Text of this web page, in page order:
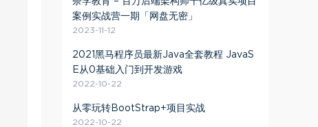
案例实战营一期「网盘无密」
2023-11-12
2021黑马程序员最新Java全套教程 JavaS
E从0基础入门到开发游戏
2022-10-22
从零玩转BootStrap+项目实战
2022-10-22